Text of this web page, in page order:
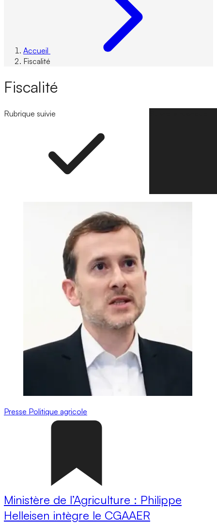
Accueil
Fiscalité
Fiscalité
Rubrique suivie
Presse Politique agricole
Ministère de l’Agriculture : Philippe
Helleisen intègre le CGAAER